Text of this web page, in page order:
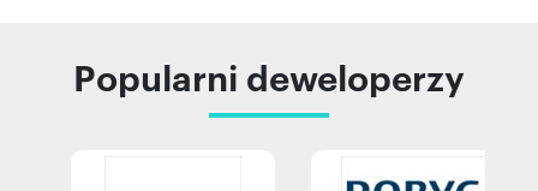
Popularni deweloperzy